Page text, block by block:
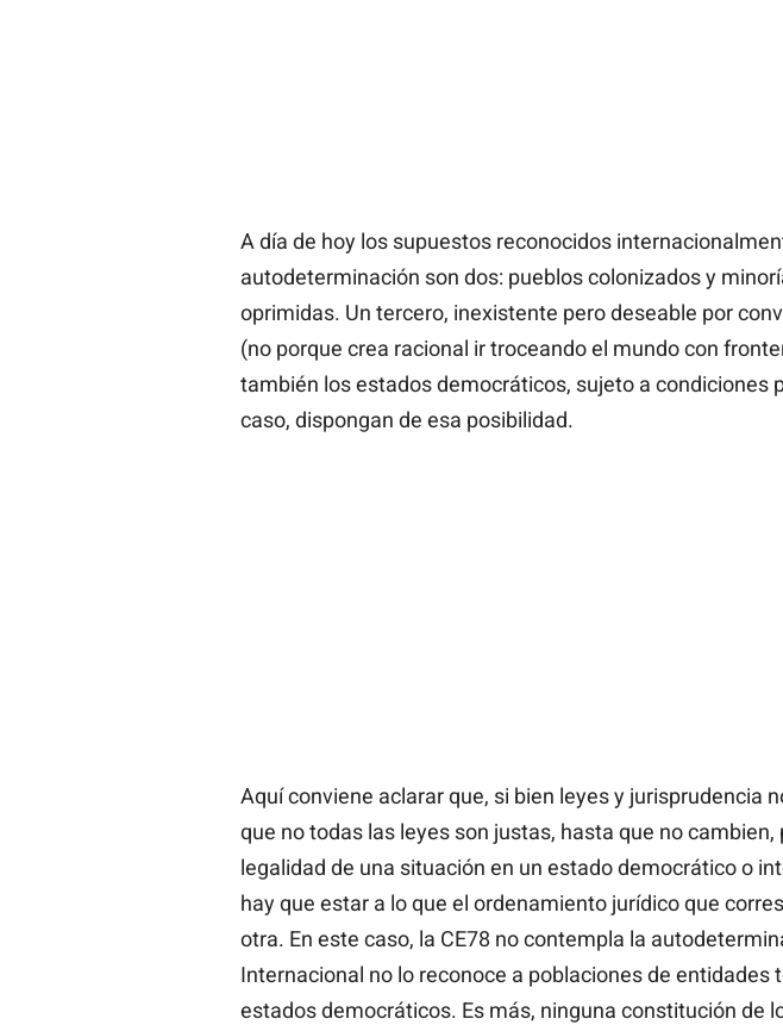
A día de hoy los supuestos reconocidos
autodeterminación son dos: pueblos colonizados y
oprimidas. Un tercero, inexistente pero deseable por
(no porque crea racional ir troceando el mundo con
también los estados democráticos, sujeto a condiciones
caso, dispongan de esa posibilidad.
Aquí conviene aclarar que, si bien leyes y jurisprudencia
que no todas las leyes son justas, hasta que no cambien,
legalidad de una situación en un estado democrático o
hay que estar a lo que el ordenamiento jurídico que
otra. En este caso, la CE78 no contempla la
Internacional no lo reconoce a poblaciones de entidades
estados democráticos. Es más, ninguna constitución de